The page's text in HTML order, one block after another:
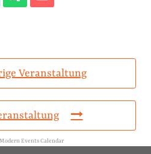
Veranstaltung
Modern Events Calendar